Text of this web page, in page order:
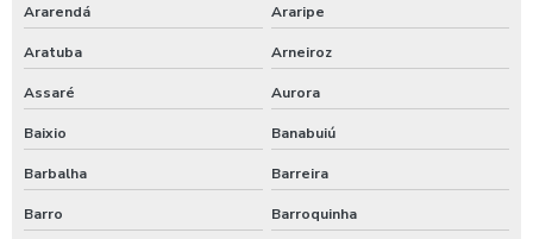
Terraplanagem e locação de obra
Terraplanagem empresa
Terraplanagem orçamento
Terraplanagem para construção civil
Terraplanagem para pavimentação
Ararendá Araripe
Aratuba Arneiroz
Assaré Aurora
Baixio Banabuiú
Barbalha Barreira
Barro Barroquinha